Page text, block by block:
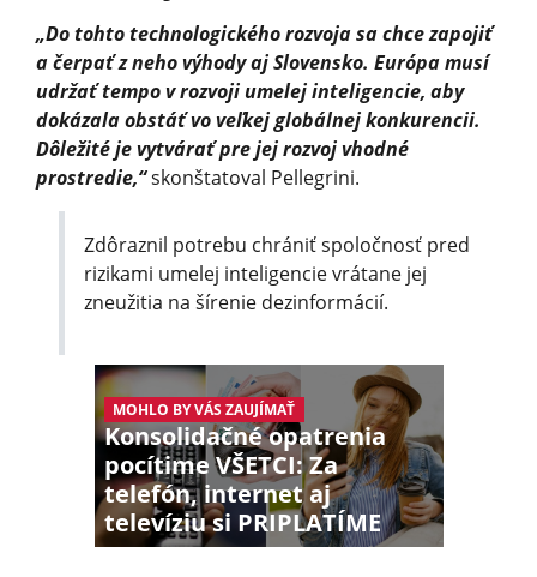
„Do tohto technologického rozvoja sa chce zapojiť
a čerpať z neho výhody aj Slovensko. Európa musí
udržať tempo v rozvoji umelej inteligencie, aby
dokázala obstáť vo veľkej globálnej konkurencii.
Dôležité je vytvárať pre jej rozvoj vhodné
prostredie,“skonštatoval Pellegrini.
Zdôraznil potrebu chrániť spoločnosť pred
rizikami umelej inteligencie vrátane jej
zneužitia na šírenie dezinformácií.
MOHLO BY VÁS ZAUJÍMAŤ
Konsolidačné opatrenia
pocítime VŠETCI: Za
telefón, internet aj
televíziu si PRIPLATÍME